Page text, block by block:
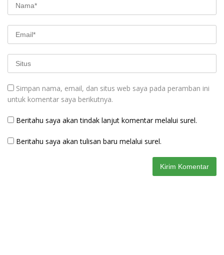
Simpan nama, email, dan situs web saya pada peramban ini
untuk komentar saya berikutnya.
Beritahu saya akan tindak lanjut komentar melalui surel.
Beritahu saya akan tulisan baru melalui surel.